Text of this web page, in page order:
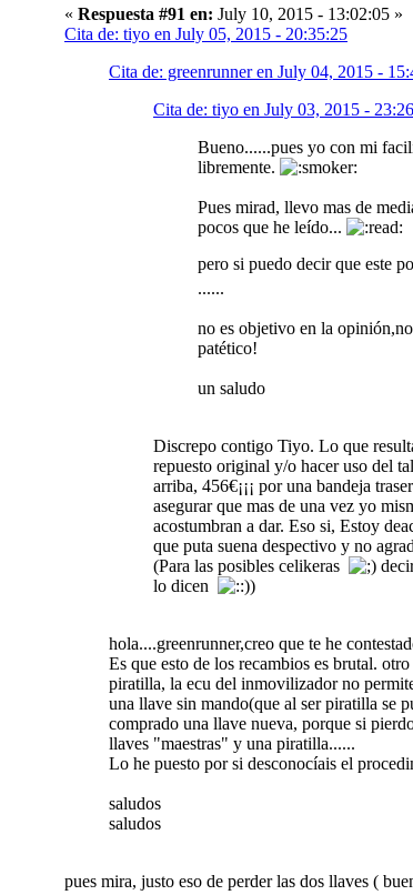
« Respuesta #91 en: July 10, 2015 - 13:02:05 »
Cita de: tiyo en July 05, 2015 - 20:35:25
Cita de: greenrunner en July 04, 2015 -
Cita de: tiyo en July 03, 2015 -
Bueno......pues yo con mi
libremente.
Pues mirad, llevo mas de
pocos que he leído...
pero si puedo decir que este
......
no es objetivo en la
patético!
un saludo
Discrepo contigo Tiyo. Lo que
repuesto original y/o hacer uso del
arriba, 456€¡¡¡ por una bandeja
asegurar que mas de una vez yo
acostumbran a dar. Eso si, Estoy
que puta suena despectivo y no
(Para las posibles celikeras
lo dicen
)
hola....greenrunner,creo que te he
Es que esto de los recambios es brutal.
piratilla, la ecu del inmovilizador no
una llave sin mando(que al ser piratilla se
comprado una llave nueva, porque si
llaves "maestras" y una piratilla......
Lo he puesto por si desconocíais el
saludos
saludos
pues mira, justo eso de perder las dos llaves (